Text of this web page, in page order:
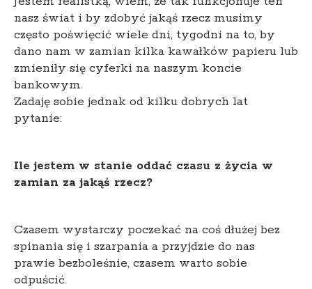
nasz świat i by zdobyć jakąś rzecz musimy
często poświęcić wiele dni, tygodni na to, by
dano nam w zamian kilka kawałków papieru lub
zmieniły się cyferki na naszym koncie
bankowym.
Zadaję sobie jednak od kilku dobrych lat
pytanie:
Ile jestem w stanie oddać czasu z życia w
zamian za jakąś rzecz?
Czasem wystarczy poczekać na coś dłużej bez
spinania się i szarpania a przyjdzie do nas
prawie bezboleśnie, czasem warto sobie
odpuścić.